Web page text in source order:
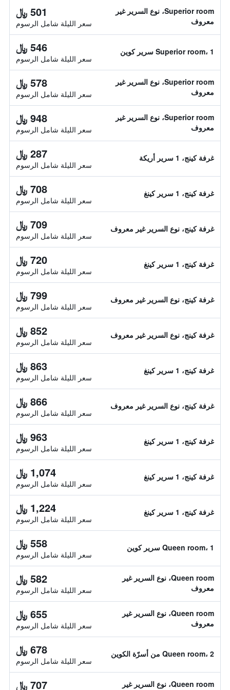
Superior room، نوع السرير غير
معروف
501 ﷼
سعر الليلة شامل الرسوم
Superior room، 1 سرير كوين 546 ﷼
سعر الليلة شامل الرسوم
Superior room، نوع السرير غير
معروف
578 ﷼
سعر الليلة شامل الرسوم
Superior room، نوع السرير غير
معروف
948 ﷼
سعر الليلة شامل الرسوم
غرفة كينج، 1 سرير أريكة 287 ﷼
سعر الليلة شامل الرسوم
غرفة كينج، 1 سرير كينغ 708 ﷼
سعر الليلة شامل الرسوم
غرفة كينج، نوع السرير غير معروف 709 ﷼
سعر الليلة شامل الرسوم
غرفة كينج، 1 سرير كينغ 720 ﷼
سعر الليلة شامل الرسوم
غرفة كينج، نوع السرير غير معروف 799 ﷼
سعر الليلة شامل الرسوم
غرفة كينج، نوع السرير غير معروف 852 ﷼
سعر الليلة شامل الرسوم
غرفة كينج، 1 سرير كينغ 863 ﷼
سعر الليلة شامل الرسوم
غرفة كينج، نوع السرير غير معروف 866 ﷼
سعر الليلة شامل الرسوم
غرفة كينج، 1 سرير كينغ 963 ﷼
سعر الليلة شامل الرسوم
غرفة كينج، 1 سرير كينغ 1,074 ﷼
سعر الليلة شامل الرسوم
غرفة كينج، 1 سرير كينغ 1,224 ﷼
سعر الليلة شامل الرسوم
Queen room، 1 سرير كوين 558 ﷼
سعر الليلة شامل الرسوم
Queen room، نوع السرير غير
معروف
582 ﷼
سعر الليلة شامل الرسوم
Queen room، نوع السرير غير
معروف
655 ﷼
سعر الليلة شامل الرسوم
Queen room، 2 من أسرّة الكوين 678 ﷼
سعر الليلة شامل الرسوم
Queen room، نوع السرير غير
707 ﷼